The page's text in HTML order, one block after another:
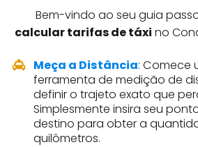
Bem-vindo ao seu guia
calcular tarifas de táxi no
Meça a Distância: Comece
ferramenta de medição de
definir o trajeto exato que
Simplesmente insira seu
destino para obter a
quilômetros.